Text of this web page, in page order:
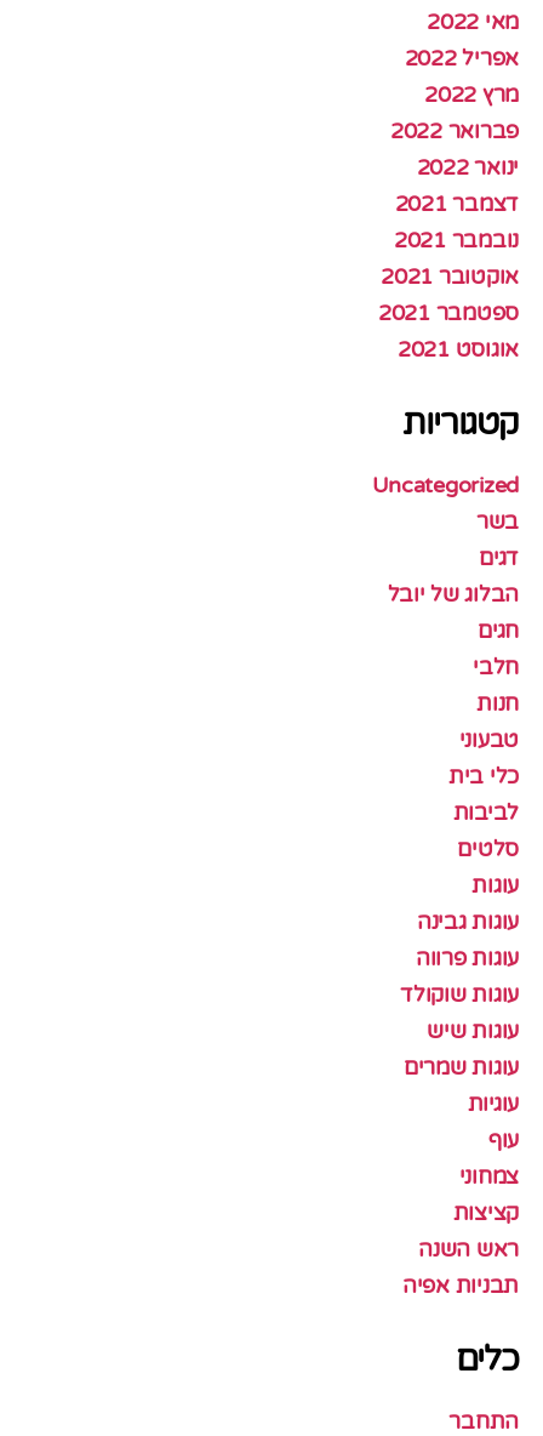
מאי 2022
אפריל 2022
מרץ 2022
פברואר 2022
ינואר 2022
דצמבר 2021
נובמבר 2021
אוקטובר 2021
ספטמבר 2021
אוגוסט 2021
קטגוריות
Uncategorized
בשר
דגים
הבלוג של יובל
חגים
חלבי
חנות
טבעוני
כלי בית
לביבות
סלטים
עוגות
עוגות גבינה
עוגות פרווה
עוגות שוקולד
עוגות שיש
עוגות שמרים
עוגיות
עוף
צמחוני
קציצות
ראש השנה
תבניות אפיה
כלים
התחבר